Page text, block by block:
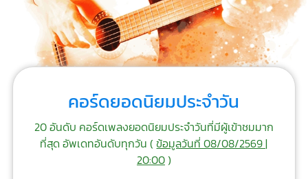
คอร์ดยอดนิยมประจำวัน
20 อันดับ คอร์ดเพลงยอดนิยมประจำวันที่มีผู้เข้าชมมาก
ที่สุด อัพเดทอันดับทุกวัน (ข้อมูลวันที่ 08/08/2569 |
20:00)